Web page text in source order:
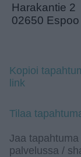
Harakantie 2
02650 Espoo
Kopioi
link
Tilaa
Jaa
palvelussa /